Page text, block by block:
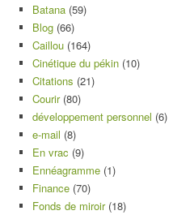
Batana (59)
Blog (66)
Caillou (164)
Cinétique du pékin (10)
Citations (21)
Courir(80)
développement personnel (6)
e-mail (8)
En vrac (9)
Ennéagramme (1)
Finance (70)
Fonds de miroir(18)